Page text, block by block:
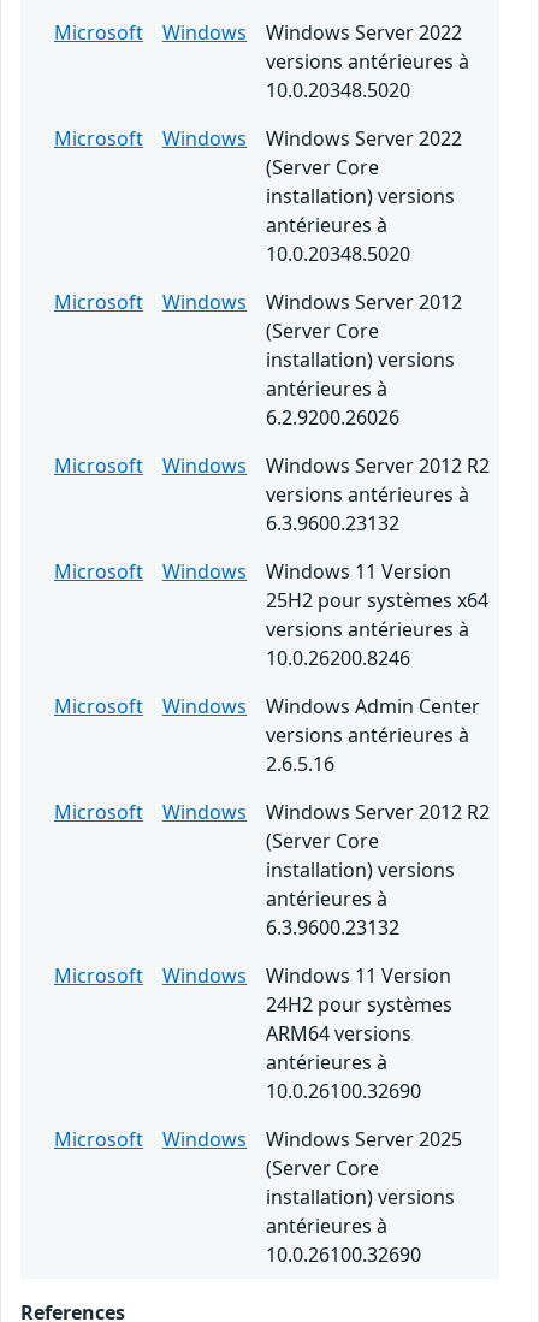
Microsoft
Windows
Windows Server 2022
versions antérieures à
10.0.20348.5020
Microsoft
Windows
Windows Server 2022
(Server Core
installation) versions
antérieures à
10.0.20348.5020
Microsoft
Windows
Windows Server 2012
(Server Core
installation) versions
antérieures à
6.2.9200.26026
Microsoft
Windows
Windows Server 2012 R2
versions antérieures à
6.3.9600.23132
Microsoft
Windows
Windows 11 Version
25H2 pour systèmes x64
versions antérieures à
10.0.26200.8246
Microsoft
Windows
Windows Admin Center
versions antérieures à
2.6.5.16
Microsoft
Windows
Windows Server 2012 R2
(Server Core
installation) versions
antérieures à
6.3.9600.23132
Microsoft
Windows
Windows 11 Version
24H2 pour systèmes
ARM64 versions
antérieures à
10.0.26100.32690
Microsoft
Windows
Windows Server 2025
(Server Core
installation) versions
antérieures à
10.0.26100.32690
References